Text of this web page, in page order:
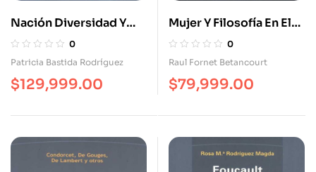
Nación Diversidad Y
Género. Perspectivas
Críticas
0
Patricia Bastida Rodríguez
$129,999.00
Mujer Y Filosofía En El
Pensamiento
Iberoamericano.
Momentos De Una
Relación Difícil
0
Raul Fornet Betancourt
$79,999.00